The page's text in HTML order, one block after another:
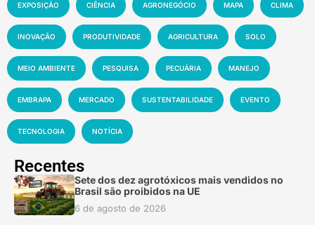
EXPOSIÇÃO CIÊNCIA AGRONEGÓCIO MAPA CLIMA
INOVAÇÃO PRODUTIVIDADE AGRICULTURA SOLO
MEIO AMBIENTE PESQUISA PECUÁRIA MANEJO
EMBRAPA MERCADO SUSTENTABILIDADE EVENTO
TECNOLOGIA NOTÍCIA
Recentes
Sete dos dez agrotóxicos mais vendidos no
Brasil são proibidos na UE
6 de agosto de 2026